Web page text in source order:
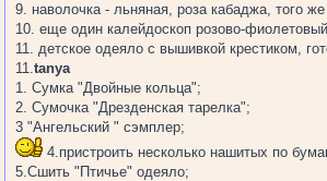
9. наволочка - льняная, роза кабаджа, того же
10. еще один калейдоскоп розово-
11. детское одеяло с вышивкой крестиком,
11.tanya
1. Сумка "Двойные кольца";
2. Сумочка "Дрезденская тарелка";
3 "Ангельский " сэмплер;
4.пристроить несколько нашитых по
5.Сшить "Птичье" одеяло;